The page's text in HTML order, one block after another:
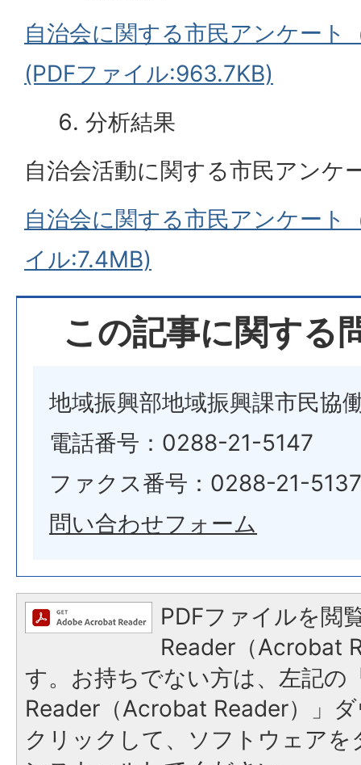
自治会に関する市民アンケート
(PDFファイル:963.7KB)
分析結果
自治会活動に関する市民アンケ
自治会に関する市民アンケート
イル:7.4MB)
この記事に関する
地域振興部地域振興課市民協
電話番号：0288-21-5147
ファクス番号：0288-21-5137
問い合わせフォーム
PDFファイルを閲
Reader（Acrobat
す。お持ちでない方は、左記の
Reader（Acrobat Reader）」
クリックして、ソフトウェア